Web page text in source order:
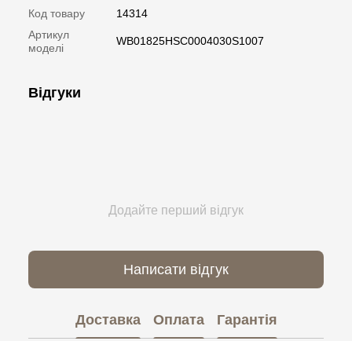
Код товару
14314
Артикул
моделі
WB01825HSC0004030S1007
Відгуки
Додайте перший відгук
Написати відгук
Доставка Оплата Гарантія